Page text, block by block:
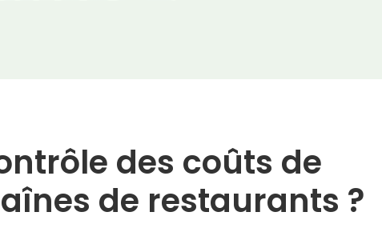
des coûts de
de restaurants ?